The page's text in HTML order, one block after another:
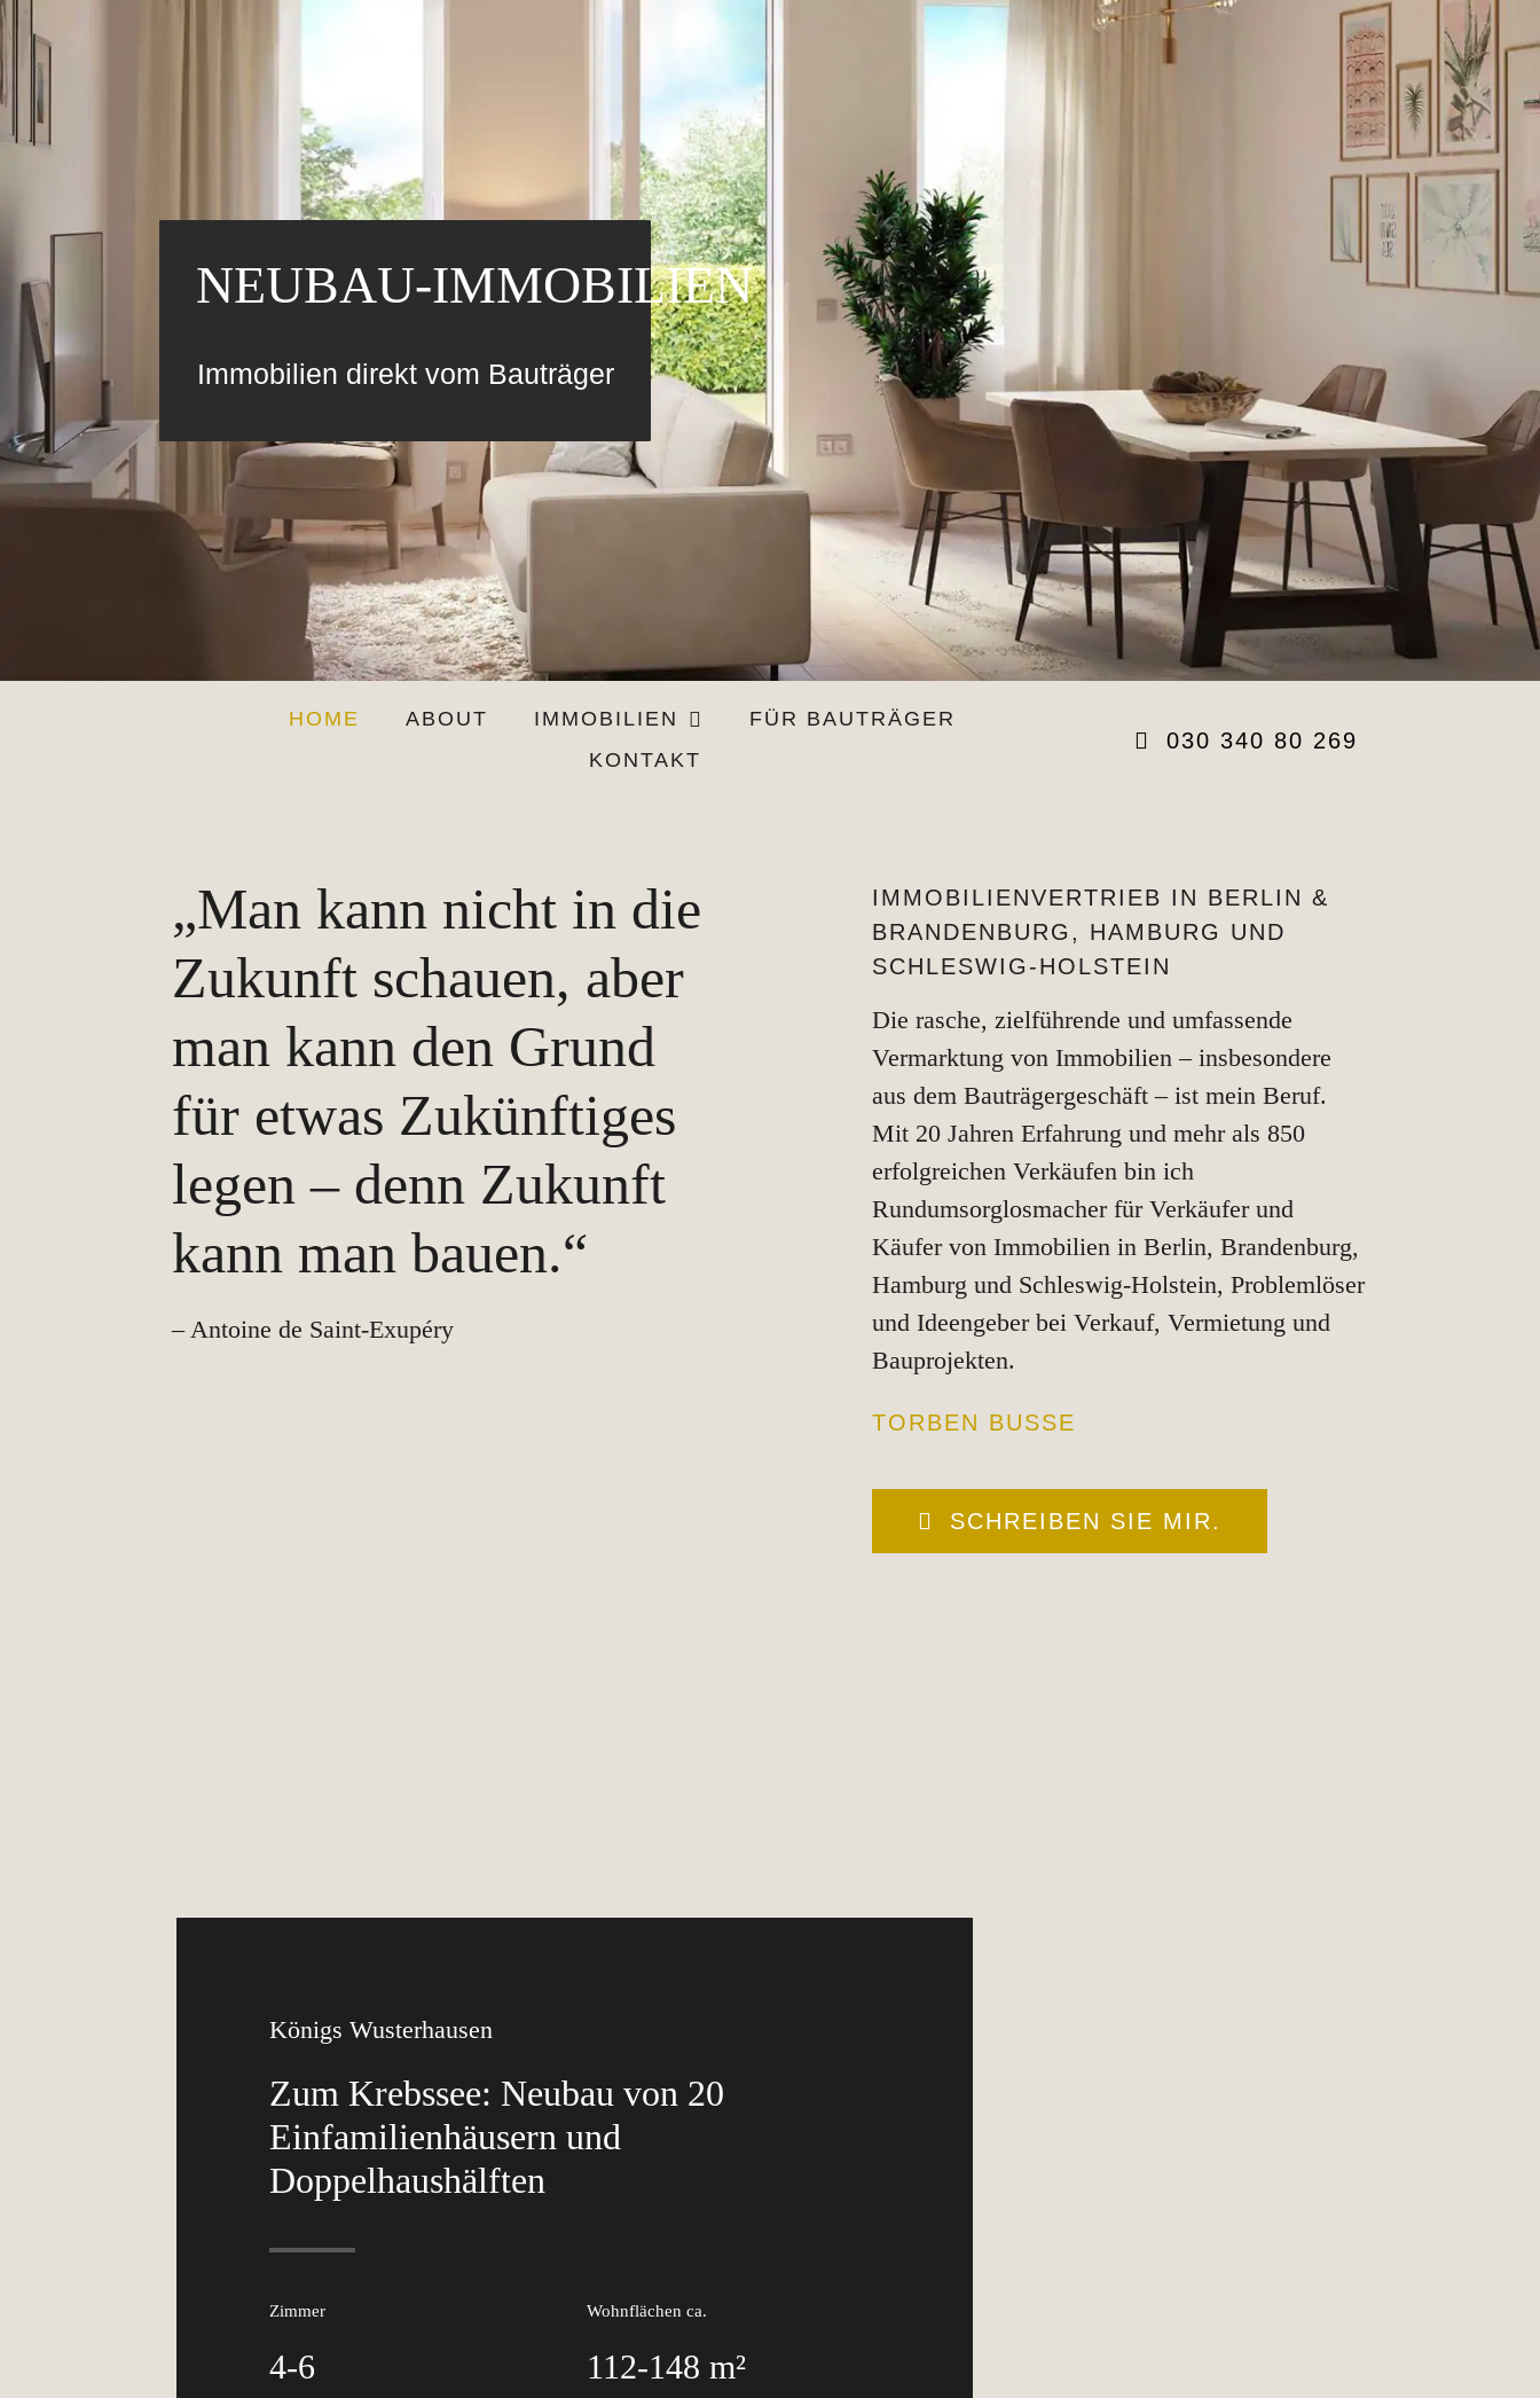
Skip
to
content
NEUBAU-IMMOBILIEN
Immobilien direkt vom Bauträger
HOME ABOUT IMMOBILIEN
FÜR BAUTRÄGER
KONTAKT
030 340 80 269
„Man kann nicht in die
Zukunft schauen, aber
man kann den Grund
für etwas Zukünftiges
legen – denn Zukunft
kann man bauen.“
– Antoine de Saint-Exupéry
IMMOBILIENVERTRIEB IN BERLIN &
BRANDENBURG, HAMBURG UND
SCHLESWIG-HOLSTEIN
Die rasche, zielführende und umfassende
Vermarktung von Immobilien – insbesondere
aus dem Bauträgergeschäft – ist mein Beruf.
Mit 20 Jahren Erfahrung und mehr als 850
erfolgreichen Verkäufen bin ich
Rundumsorglosmacher für Verkäufer und
Käufer von Immobilien in Berlin, Brandenburg,
Hamburg und Schleswig-Holstein, Problemlöser
und Ideengeber bei Verkauf, Vermietung und
Bauprojekten.
TORBEN BUSSE
SCHREIBEN SIE MIR.
Königs Wusterhausen
Zum Krebssee: Neubau von 20
Einfamilienhäusern und
Doppelhaushälften
Zimmer
4-6
Wohnflächen ca.
112-148 m²